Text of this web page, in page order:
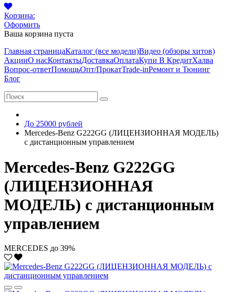
Корзина:
Оформить
Ваша корзина пуста
Главная страницаКаталог (все модели)Видео (обзоры хитов)
АкцииО насКонтактыДоставкаОплатаКупи В КредитХалва
Вопрос-ответПомощьОпт/ПрокатTrade-inРемонт и Тюнинг
Блог
До 25000 рублей
Mercedes-Benz G222GG (ЛИЦЕНЗИОННАЯ МОДЕЛЬ)
с дистанционным управлением
Mercedes-Benz G222GG
(ЛИЦЕНЗИОННАЯ
МОДЕЛЬ) с дистанционным
управлением
MERCEDES до 39%